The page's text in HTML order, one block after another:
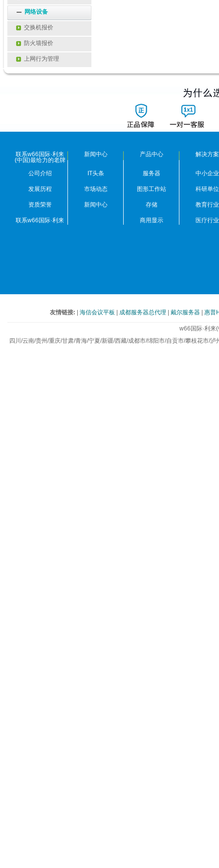
网络设备
交换机报价
防火墙报价
上网行为管理
联系w66国际·利来
(中国)最给力的老牌
公司介绍
发展历程
资质荣誉
联系w66国际·利来
新闻中心
IT头条
市场动态
新闻中心
产品中心
服务器
图形工作站
存储
商用显示
解决方案
中小企业
科研单位
教育行业
医疗行业
友情链接: |海信会议平板 | 成都服务器总代理 |戴尔服务器 |惠普
w66国际·利
四川/云南/贵州/重庆/甘肃/青海/宁夏/新疆/西藏/成都市/绵阳市/自贡市/攀枝花市/泸